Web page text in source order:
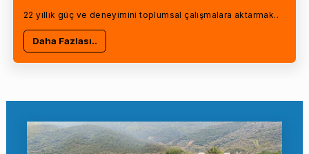
22 yıllık güç ve deneyimini toplumsal çalışmalara aktarmak..
Daha Fazlası..